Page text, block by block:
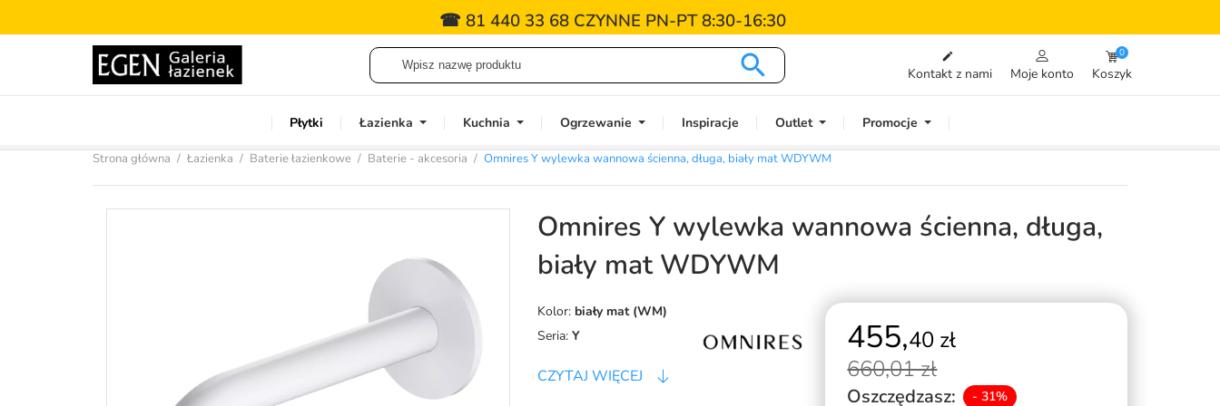
☎ 81 440 33 68 CZYNNE PN-PT 8:30-16:30
 
Kontakt z nami Moje konto Koszyk
0
Płytki Łazienka Kuchnia Ogrzewanie Inspiracje Outlet Promocje
Strona główna Łazienka Baterie łazienkowe Baterie - akcesoria Omnires Y wylewka wannowa ścienna, długa, biały mat WDYWM
Omnires Y wylewka wannowa ścienna, długa,
biały mat WDYWM
Kolor: biały mat (WM)
Seria: Y
CZYTAJ WIĘCEJ
455,40 zł
660,01 zł
Oszczędzasz: - 31%